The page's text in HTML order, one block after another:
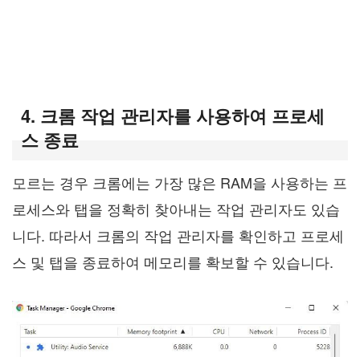
4. 크롬 작업 관리자를 사용하여 프로세
스 종료
모르는 경우 크롬에는 가장 많은 RAM을 사용하는 프
로세스와 탭을 정확히 찾아내는 작업 관리자도 있습
니다. 따라서 크롬의 작업 관리자를 확인하고 프로세
스 및 탭을 종료하여 메모리를 확보할 수 있습니다.